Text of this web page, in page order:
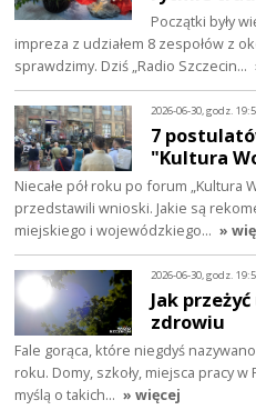
Początki były
impreza z udziałem 8 zespołów z
sprawdzimy. Dziś „Radio Szczecin…
2026-06-30, godz.
7
"Kultura
Niecałe pół roku po forum „Kultura
przedstawili wnioski. Jakie są
miejskiego i wojewódzkiego… »
2026-06-30, godz.
Jak
zdrowiu
Fale gorąca, które niegdyś
roku. Domy, szkoły, miejsca pracy
myślą o takich… » więcej